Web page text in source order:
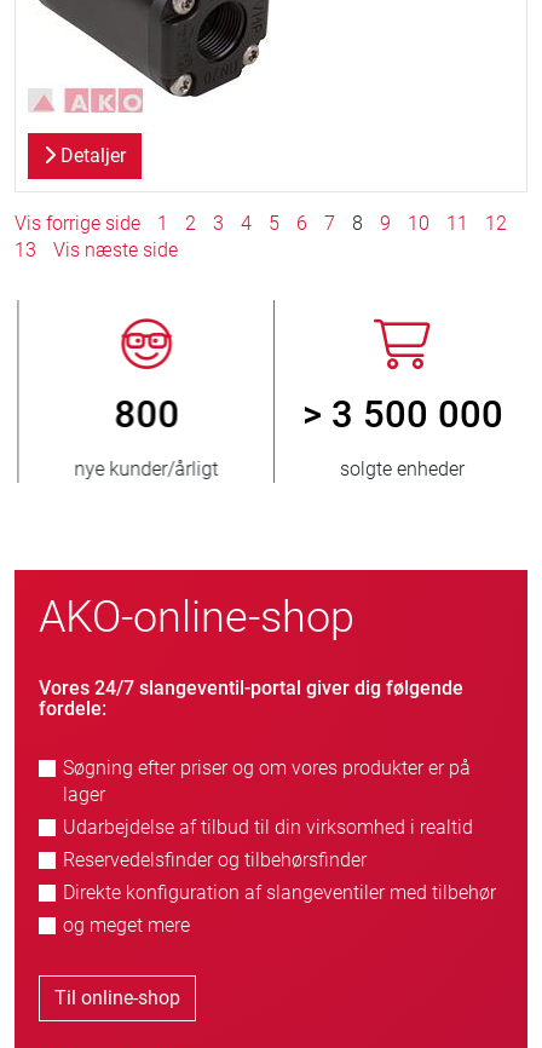
Detaljer
Vis forrige side 1 2 3 4 5 6 7 8 9 10 11
12
13
Vis næste side
800
nye kunder/årligt
> 3 500 000
solgte enheder
AKO-online-shop
Vores 24/7 slangeventil-portal giver dig følgende
fordele:
Søgning efter priser og om vores produkter er på
lager
Udarbejdelse af tilbud til din virksomhed i realtid
Reservedelsfinder og tilbehørsfinder
Direkte konfiguration af slangeventiler med tilbehør
og meget mere
Til online-shop